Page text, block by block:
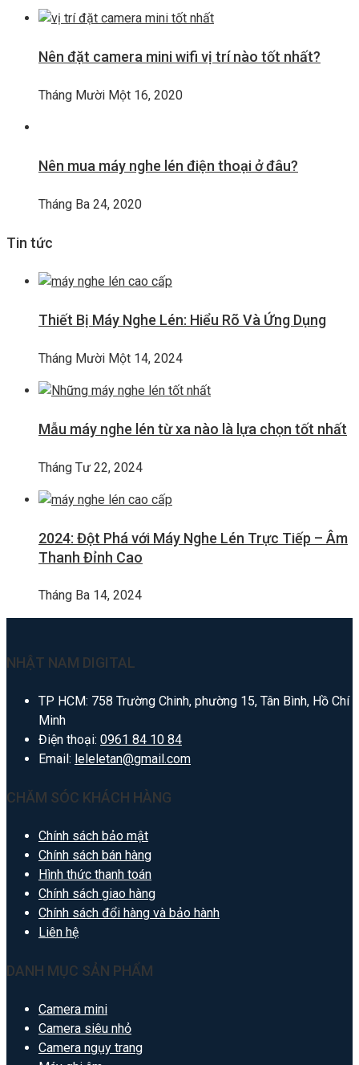
Nên đặt camera mini wifi vị trí nào tốt nhất?
Tháng Mười Một 16, 2020
Nên mua máy nghe lén điện thoại ở đâu?
Tháng Ba 24, 2020
Tin tức
Thiết Bị Máy Nghe Lén: Hiểu Rõ Và Ứng Dụng
Tháng Mười Một 14, 2024
Mẫu máy nghe lén từ xa nào là lựa chọn tốt nhất
Tháng Tư 22, 2024
2024: Đột Phá với Máy Nghe Lén Trực Tiếp – Âm
Thanh Đỉnh Cao
Tháng Ba 14, 2024
NHẬT NAM DIGITAL
TP HCM: 758 Trường Chinh, phường 15, Tân Bình, Hồ Chí
Minh
Điện thoại: 0961 84 10 84
Email: leleletan@gmail.com
CHĂM SÓC KHÁCH HÀNG
Chính sách bảo mật
Chính sách bán hàng
Hình thức thanh toán
Chính sách giao hàng
Chính sách đổi hàng và bảo hành
Liên hệ
DANH MỤC SẢN PHẨM
Camera mini
Camera siêu nhỏ
Camera ngụy trang